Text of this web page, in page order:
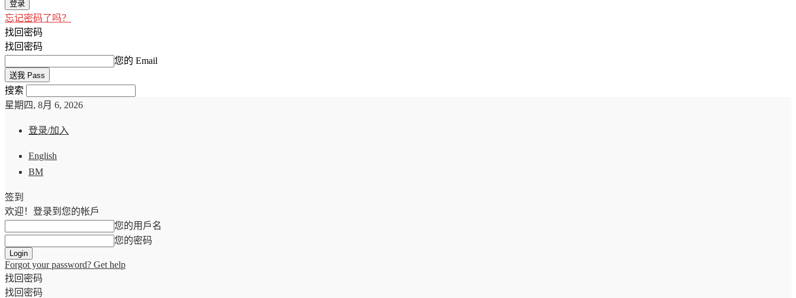
忘记密码了吗？
找回密码
找回密码
您的 Email
搜索
星期四, 8月 6, 2026
登录/加入
English
BM
签到
欢迎！登录到您的帐戶
您的用戶名
您的密码
Forgot your password? Get help
找回密码
找回密码